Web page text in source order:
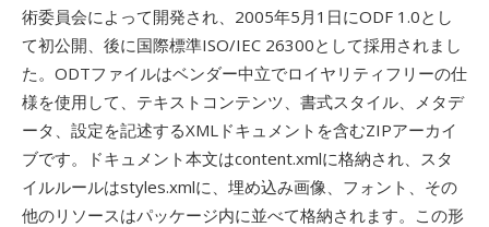
術委員会によって開発され、2005年5月1日にODF 1.0とし
て初公開、後に国際標準ISO/IEC 26300として採用されまし
た。ODTファイルはベンダー中立でロイヤリティフリーの仕
様を使用して、テキストコンテンツ、書式スタイル、メタデ
ータ、設定を記述するXMLドキュメントを含むZIPアーカイ
ブです。ドキュメント本文はcontent.xmlに格納され、スタ
イルルールはstyles.xmlに、埋め込み画像、フォント、その
他のリソースはパッケージ内に並べて格納されます。この形